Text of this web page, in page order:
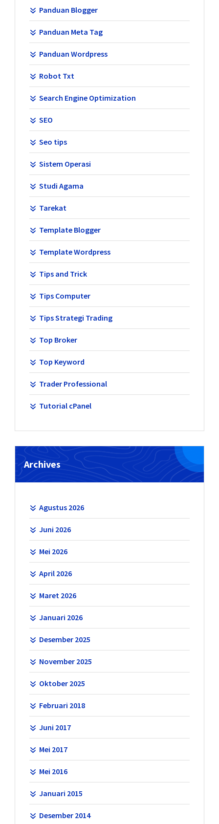
Panduan Blogger
Panduan Meta Tag
Panduan Wordpress
Robot Txt
Search Engine Optimization
SEO
Seo tips
Sistem Operasi
Studi Agama
Tarekat
Template Blogger
Template Wordpress
Tips and Trick
Tips Computer
Tips Strategi Trading
Top Broker
Top Keyword
Trader Professional
Tutorial cPanel
Archives
Agustus 2026
Juni 2026
Mei 2026
April 2026
Maret 2026
Januari 2026
Desember 2025
November 2025
Oktober 2025
Februari 2018
Juni 2017
Mei 2017
Mei 2016
Januari 2015
Desember 2014